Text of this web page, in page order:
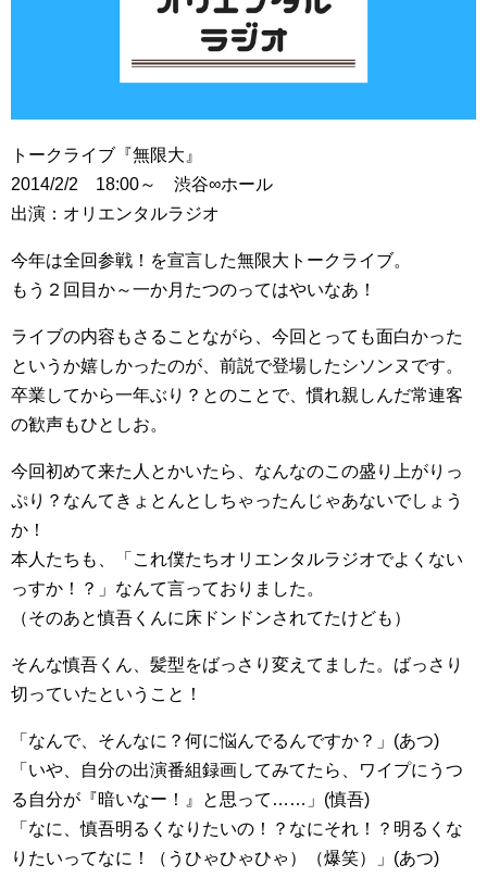
トークライブ『無限大』
2014/2/2 18:00～ 渋谷∞ホール
出演：オリエンタルラジオ
今年は全回参戦！を宣言した無限大トークライブ。
もう２回目か～一か月たつのってはやいなあ！
ライブの内容もさることながら、今回とっても面白かった
というか嬉しかったのが、前説で登場したシソンヌです。
卒業してから一年ぶり？とのことで、慣れ親しんだ常連客
の歓声もひとしお。
今回初めて来た人とかいたら、なんなのこの盛り上がりっ
ぷり？なんてきょとんとしちゃったんじゃあないでしょう
か！
本人たちも、「これ僕たちオリエンタルラジオでよくない
っすか！？」なんて言っておりました。
（そのあと慎吾くんに床ドンドンされてたけども）
そんな慎吾くん、髪型をばっさり変えてました。ばっさり
切っていたということ！
「なんで、そんなに？何に悩んでるんですか？」(あつ)
「いや、自分の出演番組録画してみてたら、ワイプにうつ
る自分が『暗いなー！』と思って……」(慎吾)
「なに、慎吾明るくなりたいの！？なにそれ！？明るくな
りたいってなに！（うひゃひゃひゃ）（爆笑）」(あつ)